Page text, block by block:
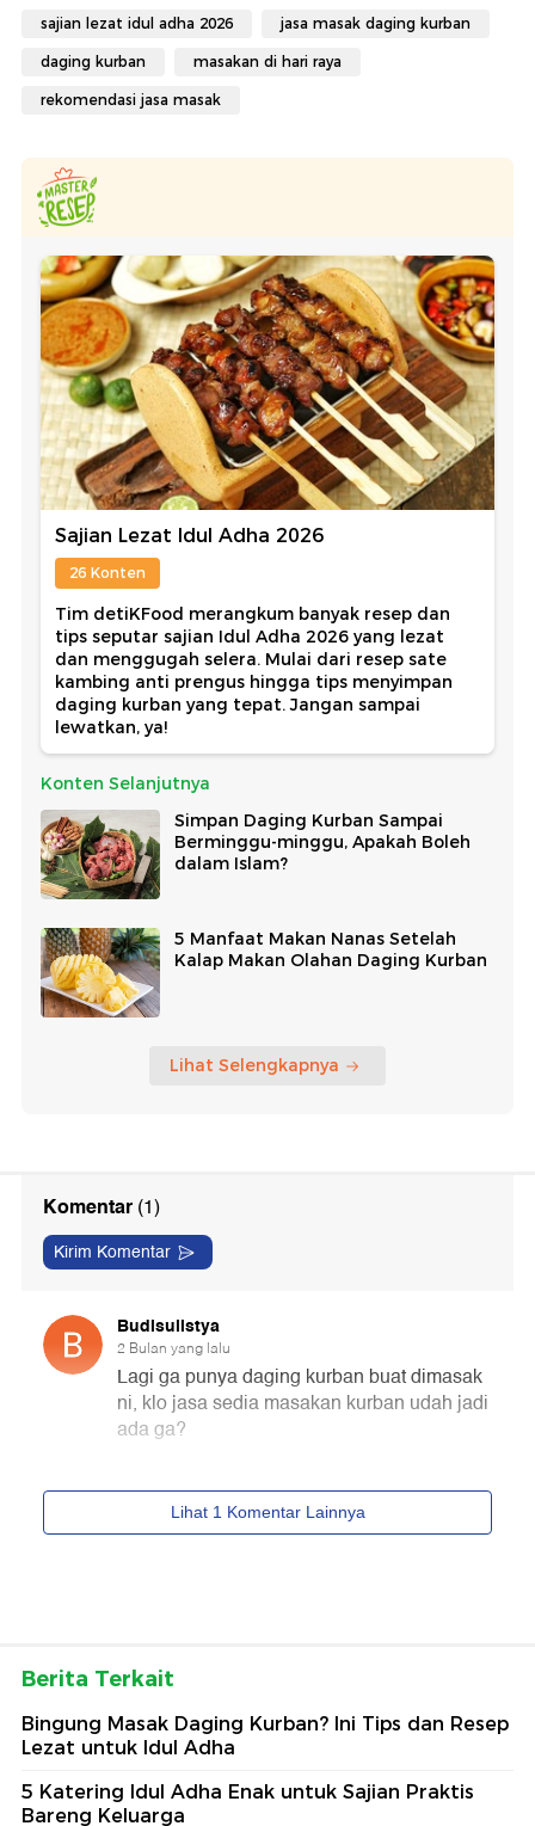
sajian lezat idul adha 2026 jasa masak daging kurban
daging kurban masakan di hari raya
rekomendasi jasa masak
Sajian Lezat Idul Adha 2026
26 Konten
Tim detiKFood merangkum banyak resep dan
tips seputar sajian Idul Adha 2026 yang lezat
dan menggugah selera. Mulai dari resep sate
kambing anti prengus hingga tips menyimpan
daging kurban yang tepat. Jangan sampai
lewatkan, ya!
Konten Selanjutnya
Simpan Daging Kurban Sampai
Berminggu-minggu, Apakah Boleh
dalam Islam?
5 Manfaat Makan Nanas Setelah
Kalap Makan Olahan Daging Kurban
Lihat Selengkapnya
Berita Terkait
Bingung Masak Daging Kurban? Ini Tips dan Resep
Lezat untuk Idul Adha
5 Katering Idul Adha Enak untuk Sajian Praktis
Bareng Keluarga